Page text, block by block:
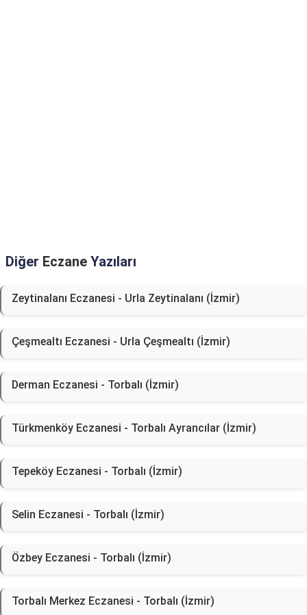
Diğer Eczane Yazıları
Zeytinalanı Eczanesi - Urla Zeytinalanı (İzmir)
Çeşmealtı Eczanesi - Urla Çeşmealtı (İzmir)
Derman Eczanesi - Torbalı (İzmir)
Türkmenköy Eczanesi - Torbalı Ayrancılar (İzmir)
Tepeköy Eczanesi - Torbalı (İzmir)
Selin Eczanesi - Torbalı (İzmir)
Özbey Eczanesi - Torbalı (İzmir)
Torbalı Merkez Eczanesi - Torbalı (İzmir)